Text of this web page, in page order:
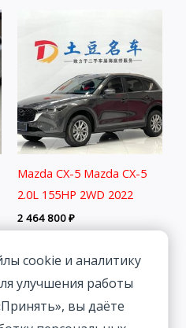
Mazda CX-5 Mazda CX-5
2.0L 155HP 2WD 2022
2 464 800₽
cookie и аналитику
улучшения работы
вы даёте